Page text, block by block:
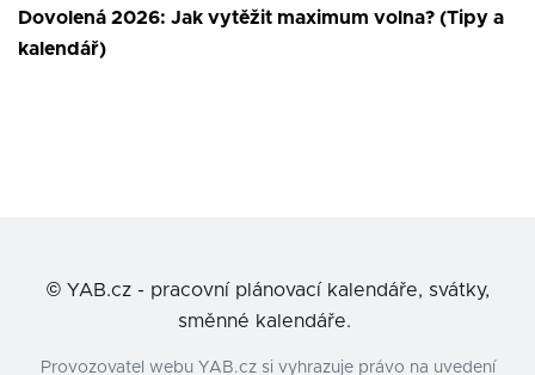
Dovolená 2026: Jak vytěžit maximum volna? (Tipy a
kalendář)
© YAB.cz - pracovní plánovací kalendáře, svátky,
směnné kalendáře.
Provozovatel webu YAB.cz si vyhrazuje právo na uvedení